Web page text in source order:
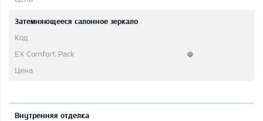
Затемняющееся салонное зеркало
Bнутренняя отделка